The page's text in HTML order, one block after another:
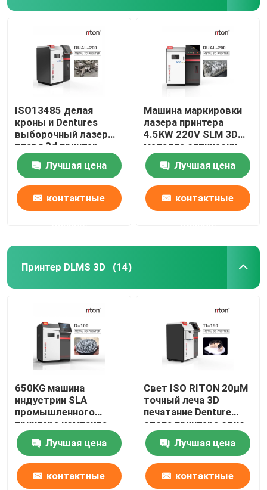
ISO13485 делая
кроны и Dentures
выборочный лазер
плавя 3d принтер
Dual200
Лучшая цена
контактные
Машина маркировки
лазера принтера
4.5KW 220V SLM 3D
металла оптически
Лучшая цена
контактные
Принтер DLMS 3D (14)
650KG машина
индустрии SLA
промышленного
принтера компакта
DLMS
3D зубоврачебная
Лучшая цена
контактные
Свет ISO RITON 20μM
точный леча 3D
печатание Denture
стопа принтера одно
Лучшая цена
контактные